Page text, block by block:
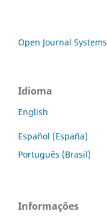
Open Journal Systems
Idioma
English
Español (España)
Português (Brasil)
Informações